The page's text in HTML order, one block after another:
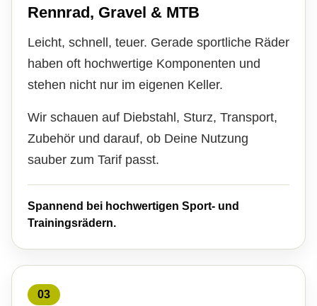
Rennrad, Gravel & MTB
Leicht, schnell, teuer. Gerade sportliche Räder
haben oft hochwertige Komponenten und
stehen nicht nur im eigenen Keller.
Wir schauen auf Diebstahl, Sturz, Transport,
Zubehör und darauf, ob Deine Nutzung
sauber zum Tarif passt.
Spannend bei hochwertigen Sport- und
Trainingsrädern.
03